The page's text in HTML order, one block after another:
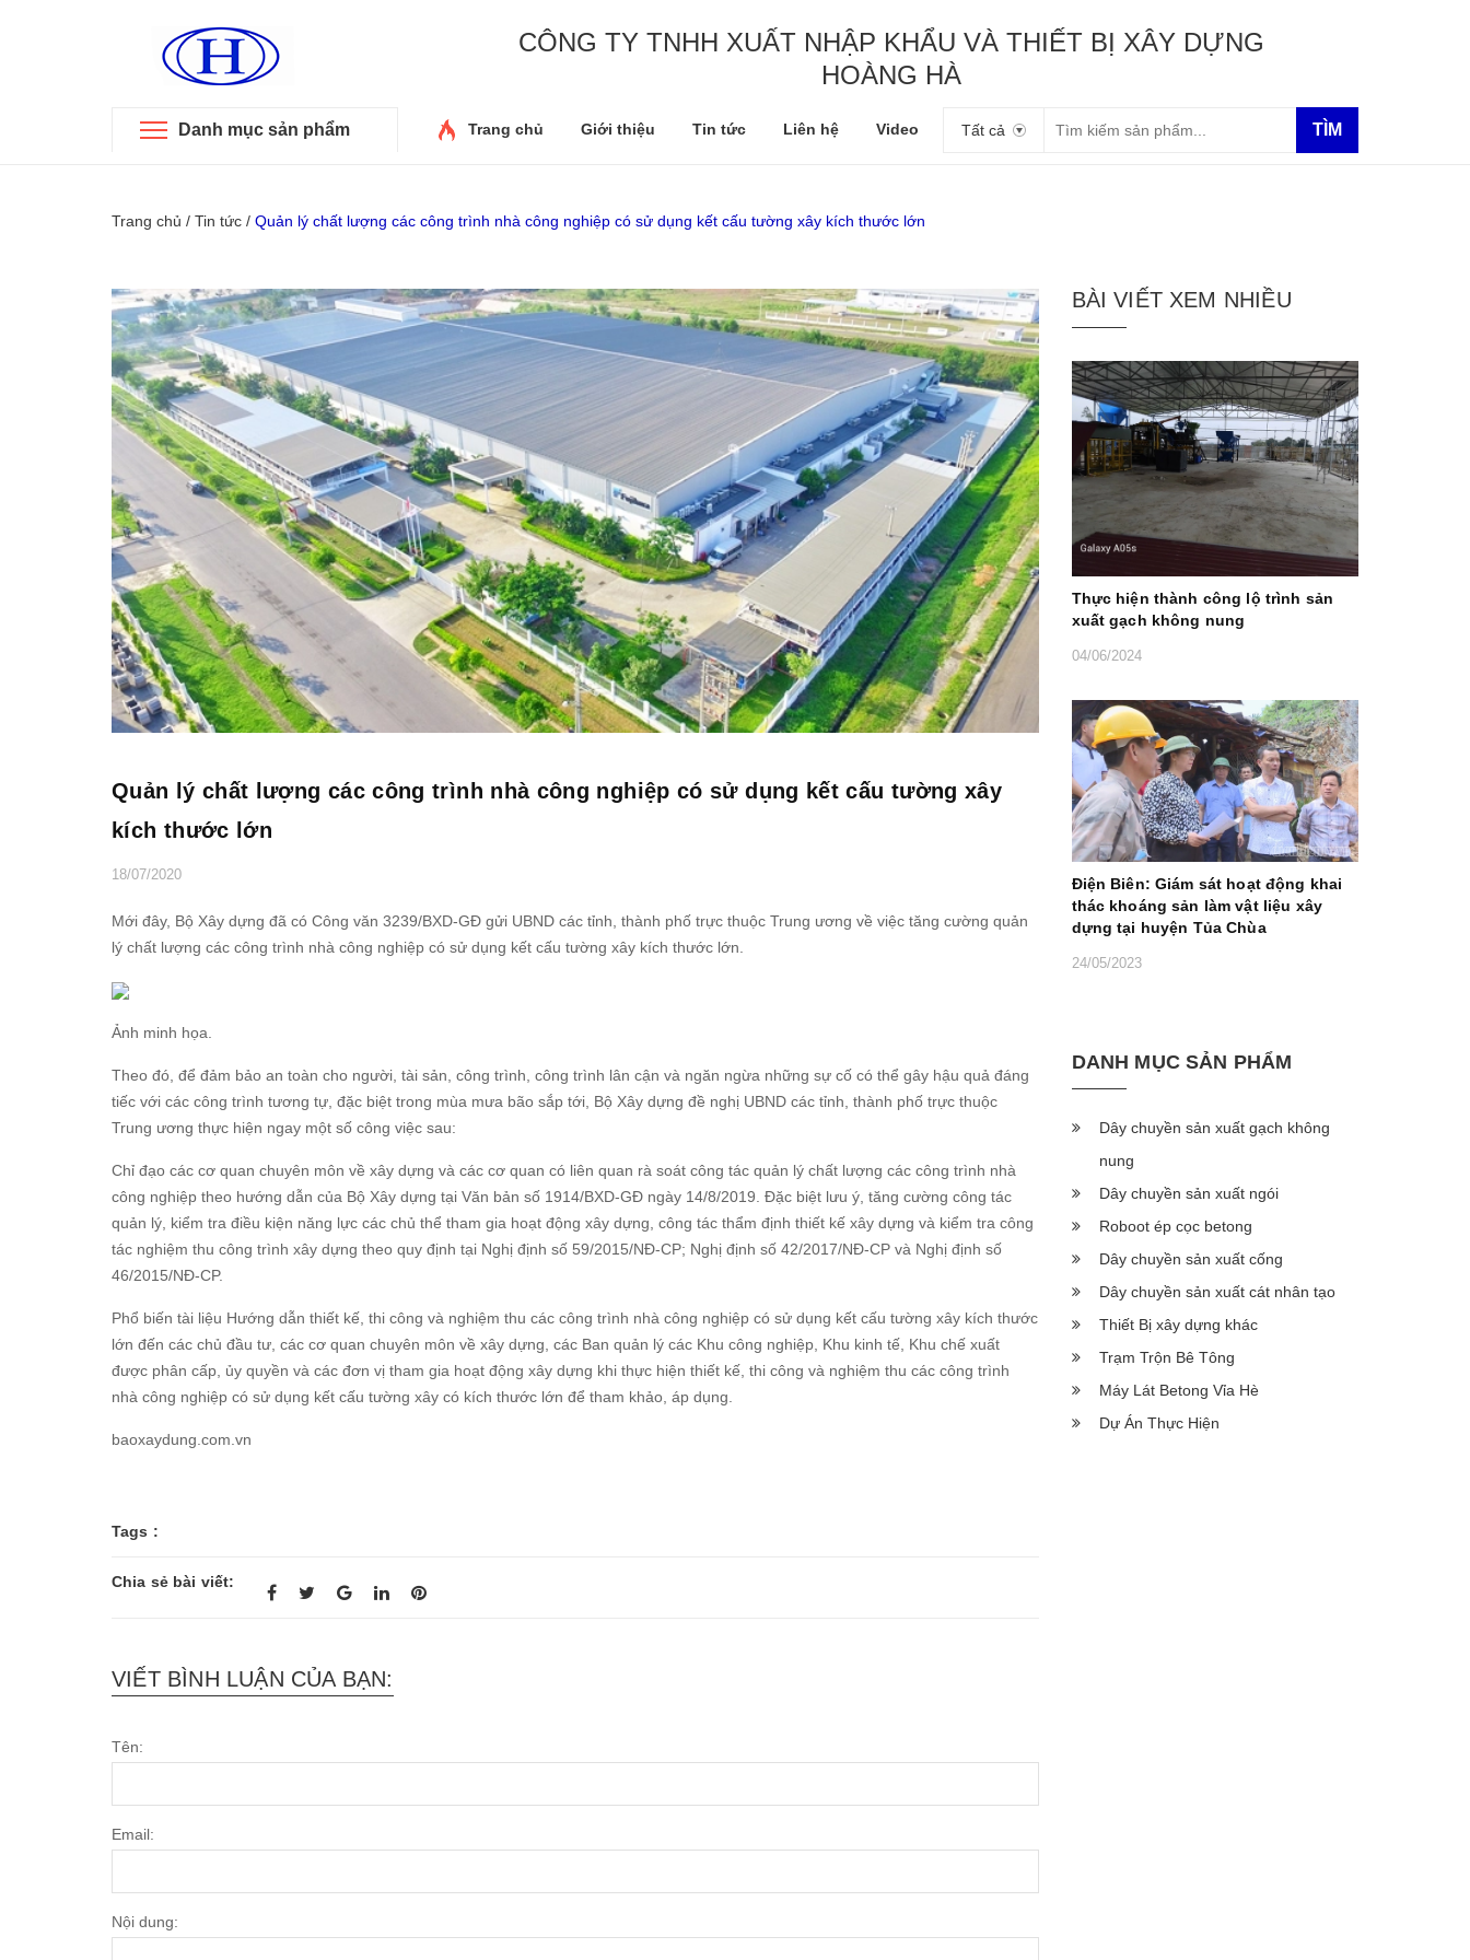
CÔNG TY TNHH XUẤT NHẬP KHẨU VÀ THIẾT BỊ XÂY DỰNG
HOÀNG HÀ
Danh mục sản phẩm Trang chủ Giới thiệu Tin tức Liên hệ Video Tất cả TÌM
Trang chủ / Tin tức / Quản lý chất lượng các công trình nhà công nghiệp có sử dụng kết cấu tường xây kích thước lớn
Quản lý chất lượng các công trình nhà công nghiệp có sử dụng kết cấu tường xây
kích thước lớn
18/07/2020
Mới đây, Bộ Xây dựng đã có Công văn 3239/BXD-GĐ gửi UBND các tỉnh, thành phố trực thuộc Trung ương về việc tăng cường quản
lý chất lượng các công trình nhà công nghiệp có sử dụng kết cấu tường xây kích thước lớn.
Ảnh minh họa.
Theo đó, để đảm bảo an toàn cho người, tài sản, công trình, công trình lân cận và ngăn ngừa những sự cố có thể gây hậu quả đáng
tiếc với các công trình tương tự, đặc biệt trong mùa mưa bão sắp tới, Bộ Xây dựng đề nghị UBND các tỉnh, thành phố trực thuộc
Trung ương thực hiện ngay một số công việc sau:
Chỉ đạo các cơ quan chuyên môn về xây dựng và các cơ quan có liên quan rà soát công tác quản lý chất lượng các công trình nhà
công nghiệp theo hướng dẫn của Bộ Xây dựng tại Văn bản số 1914/BXD-GĐ ngày 14/8/2019. Đặc biệt lưu ý, tăng cường công tác
quản lý, kiểm tra điều kiện năng lực các chủ thể tham gia hoạt động xây dựng, công tác thẩm định thiết kế xây dựng và kiểm tra công
tác nghiệm thu công trình xây dựng theo quy định tại Nghị định số 59/2015/NĐ-CP; Nghị định số 42/2017/NĐ-CP và Nghị định số
46/2015/NĐ-CP.
Phổ biến tài liệu Hướng dẫn thiết kế, thi công và nghiệm thu các công trình nhà công nghiệp có sử dụng kết cấu tường xây kích thước
lớn đến các chủ đầu tư, các cơ quan chuyên môn về xây dựng, các Ban quản lý các Khu công nghiệp, Khu kinh tế, Khu chế xuất
được phân cấp, ủy quyền và các đơn vị tham gia hoạt động xây dựng khi thực hiện thiết kế, thi công và nghiệm thu các công trình
nhà công nghiệp có sử dụng kết cấu tường xây có kích thước lớn để tham khảo, áp dụng.
baoxaydung.com.vn
Tags :
Chia sẻ bài viết:
VIẾT BÌNH LUẬN CỦA BẠN:
Tên:
Email:
Nội dung:
BÀI VIẾT XEM NHIỀU
Thực hiện thành công lộ trình sản
xuất gạch không nung
04/06/2024
Điện Biên: Giám sát hoạt động khai
thác khoáng sản làm vật liệu xây
dựng tại huyện Tủa Chùa
24/05/2023
DANH MỤC SẢN PHẨM
Dây chuyền sản xuất gạch không
nung
Dây chuyền sản xuất ngói
Roboot ép cọc betong
Dây chuyền sản xuất cống
Dây chuyền sản xuất cát nhân tạo
Thiết Bị xây dựng khác
Trạm Trộn Bê Tông
Máy Lát Betong Vỉa Hè
Dự Án Thực Hiện